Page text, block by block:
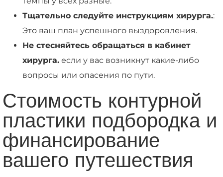
Тщательно следуйте инструкциям хирурга.:
Это ваш план успешного выздоровления.
Не стесняйтесь обращаться в кабинет
хирурга. если у вас возникнут какие-либо
вопросы или опасения по пути.
Стоимость контурной
пластики подбородка и
финансирование
вашего путешествия